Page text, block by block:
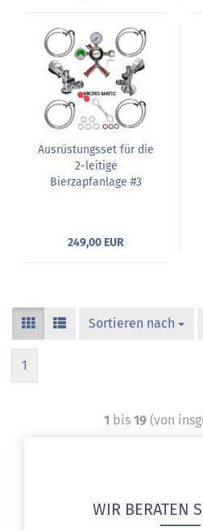
Ausrüstungsset für die
2-leitige
Bierzapfanlage #3
249,00 EUR
Sortieren nach
1
1 bis 19(von
WIR BERATEN